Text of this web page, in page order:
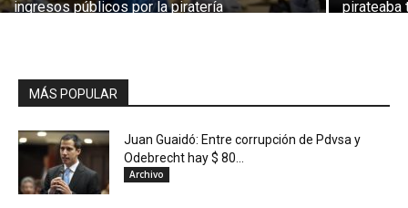
ingresos públicos por la piratería
pirateaba
MÁS POPULAR
Juan Guaidó: Entre corrupción de Pdvsa y
Odebrecht hay $ 80...
Archivo